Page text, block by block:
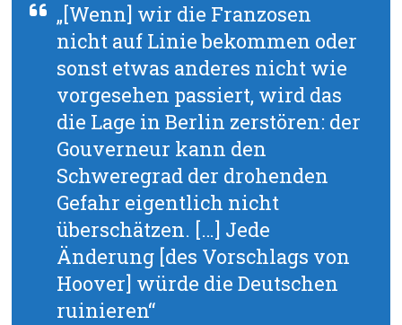
„[Wenn] wir die Franzosen
nicht auf Linie bekommen oder
sonst etwas anderes nicht wie
vorgesehen passiert, wird das
die Lage in Berlin zerstören: der
Gouverneur kann den
Schweregrad der drohenden
Gefahr eigentlich nicht
überschätzen. […] Jede
Änderung [des Vorschlags von
Hoover] würde die Deutschen
ruinieren“